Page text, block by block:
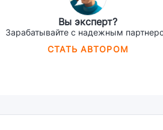
Вы эксперт?
Зарабатывайте с надежным
СТАТЬ АВТОРОМ